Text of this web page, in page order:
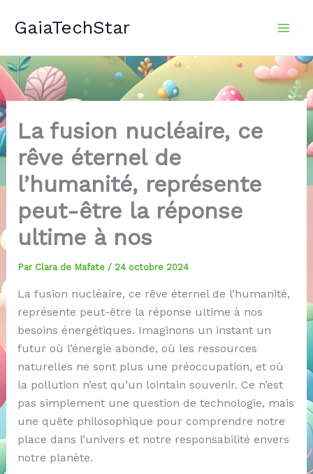
GaiaTechStar
La fusion nucléaire, ce
rêve éternel de
l’humanité, représente
peut-être la réponse
ultime à nos
Par Clara de Mafate / 24 octobre 2024
La fusion nucléaire, ce rêve éternel de l’humanité,
représente peut-être la réponse ultime à nos
besoins énergétiques. Imaginons un instant un
futur où l’énergie abonde, où les ressources
naturelles ne sont plus une préoccupation, et où
la pollution n’est qu’un lointain souvenir. Ce n’est
pas simplement une question de technologie, mais
une quête philosophique pour comprendre notre
place dans l’univers et notre responsabilité envers
notre planète.